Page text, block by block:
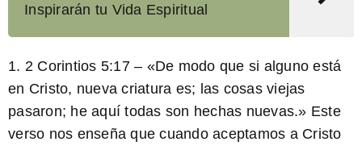
Inspirarán tu Vida Espiritual
1. 2 Corintios 5:17 – «De modo que si alguno está
en Cristo, nueva criatura es; las cosas viejas
pasaron; he aquí todas son hechas nuevas.» Este
verso nos enseña que cuando aceptamos a Cristo